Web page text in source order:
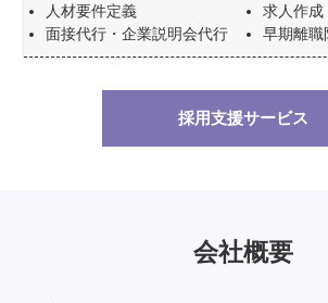
人材要件定義
求人作成
面接代行・企業説明会代行
早期離職
賃金・報酬制度設計
キャリ
チームビルディング研修
後継者
採用支援サービス
会社概要